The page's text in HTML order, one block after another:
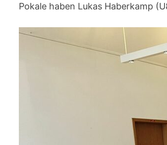
Pokale haben Lukas Haberkamp